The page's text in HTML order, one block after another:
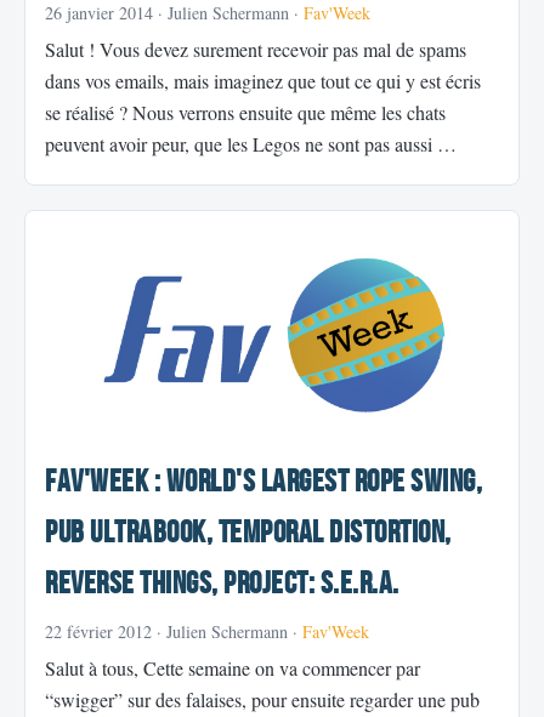
26 janvier 2014 · Julien Schermann · Fav'Week
Salut ! Vous devez surement recevoir pas mal de spams
dans vos emails, mais imaginez que tout ce qui y est écris
se réalisé ? Nous verrons ensuite que même les chats
peuvent avoir peur, que les Legos ne sont pas aussi …
Fav'Week : World's Largest Rope Swing,
Pub Ultrabook, Temporal Distortion,
Reverse Things, Project: S.E.R.A.
22 février 2012 · Julien Schermann · Fav'Week
Salut à tous, Cette semaine on va commencer par
“swigger” sur des falaises, pour ensuite regarder une pub